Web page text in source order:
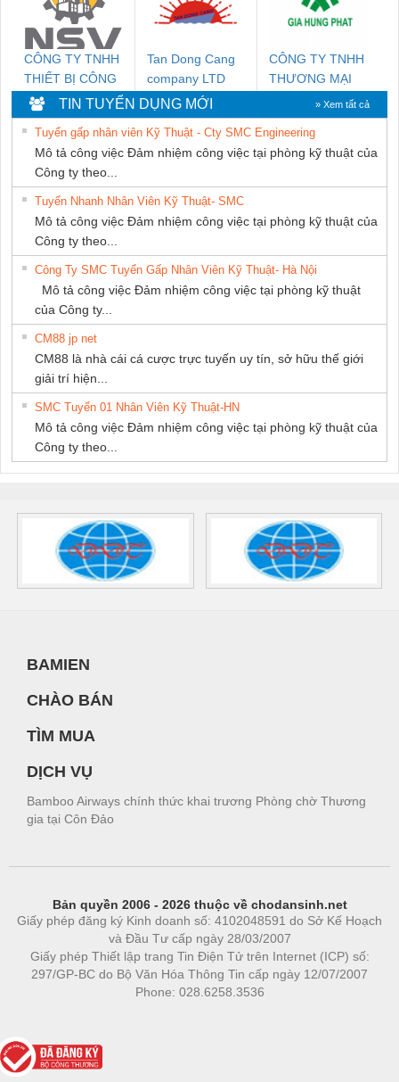
CÔNG TY TNHH
THIẾT BỊ CÔNG
NGHIỆP NIHON
SETSUBI VIỆT
NAM
Tan Dong Cang
company LTD
CÔNG TY TNHH
THƯƠNG MẠI
DỊCH VỤ KỸ
THUẬT ĐIỆN CƠ
GIA HƯNG
PHÁT
TIN TUYỂN DỤNG MỚI » Xem tất cả
Tuyển gấp nhân viên Kỹ Thuật - Cty SMC Engineering
Mô tả công việc Đảm nhiệm công việc tại phòng kỹ thuật của
Công ty theo...
Tuyển Nhanh Nhân Viên Kỹ Thuật- SMC
Mô tả công việc Đảm nhiệm công việc tại phòng kỹ thuật của
Công ty theo...
Công Ty SMC Tuyển Gấp Nhân Viên Kỹ Thuật- Hà Nội
Mô tả công việc Đảm nhiệm công việc tại phòng kỹ thuật
của Công ty...
CM88 jp net
CM88 là nhà cái cá cược trực tuyến uy tín, sở hữu thế giới
giải trí hiện...
SMC Tuyển 01 Nhân Viên Kỹ Thuật-HN
Mô tả công việc Đảm nhiệm công việc tại phòng kỹ thuật của
Công ty theo...
BAMIEN
CHÀO BÁN
TÌM MUA
DỊCH VỤ
Bamboo Airways chính thức khai trương Phòng chờ Thương
gia tại Côn Đảo
Bản quyền 2006 - 2026 thuộc về chodansinh.net
Giấy phép đăng ký Kinh doanh số: 4102048591 do Sở Kế Hoạch
và Đầu Tư cấp ngày 28/03/2007
Giấy phép Thiết lập trang Tin Điện Tử trên Internet (ICP) số:
297/GP-BC do Bộ Văn Hóa Thông Tin cấp ngày 12/07/2007
Phone: 028.6258.3536